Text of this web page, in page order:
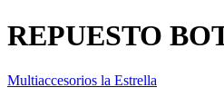
REPUESTO
Multiaccesorios la Estrella